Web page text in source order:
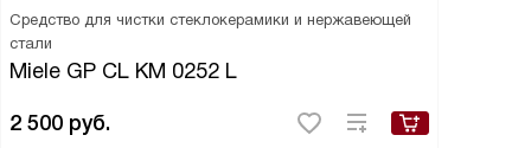
Средство для чистки стеклокерамики и нержавеющей
стали
Miele GP CL KM 0252 L
2 500 руб.